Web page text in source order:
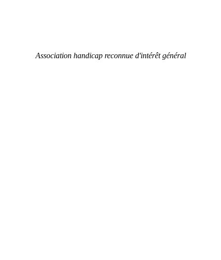
Association handicap reconnue d'intérêt général